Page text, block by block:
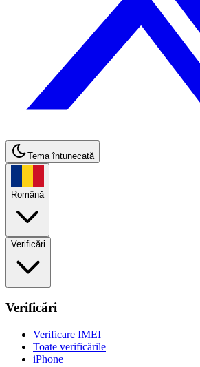
Tema întunecată
Română
Verificări
Verificări
Verificare IMEI
Toate verificările
iPhone